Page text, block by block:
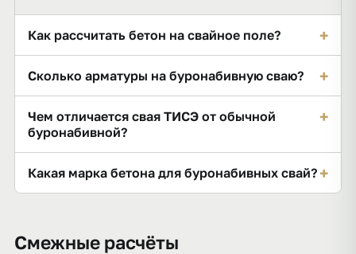
Как рассчитать бетон на свайное поле? +
число свай. В примере 20 свай — 2,83 м³ — из них ≈
Сколько арматуры на буронабивную сваю? +
плюс кольца d8. Это ≈ 9,5 кг на сваю и ≈ 190,69 кг
на поле из 20 свай. Рабочее армирование задаёт
Чем отличается свая ТИСЭ от обычной
буронабивной?
+
специальным буром — это увеличивает опору на
Какая марка бетона для буронабивных свай?+
уточняются проектом по СП 24.13330.
Смежные расчёты